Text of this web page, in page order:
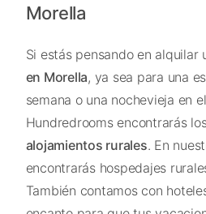
Morella
Si estás pensando en alquilar
en Morella, ya sea para una
semana o una nochevieja en
Hundredrooms encontrarás
alojamientos rurales. En
encontrarás hospedajes
También contamos con